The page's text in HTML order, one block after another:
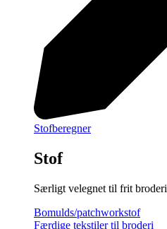
Stofberegner
Stof
Særligt velegnet til frit broderi
Bomulds/patchworkstof
Færdige tekstiler til broderi